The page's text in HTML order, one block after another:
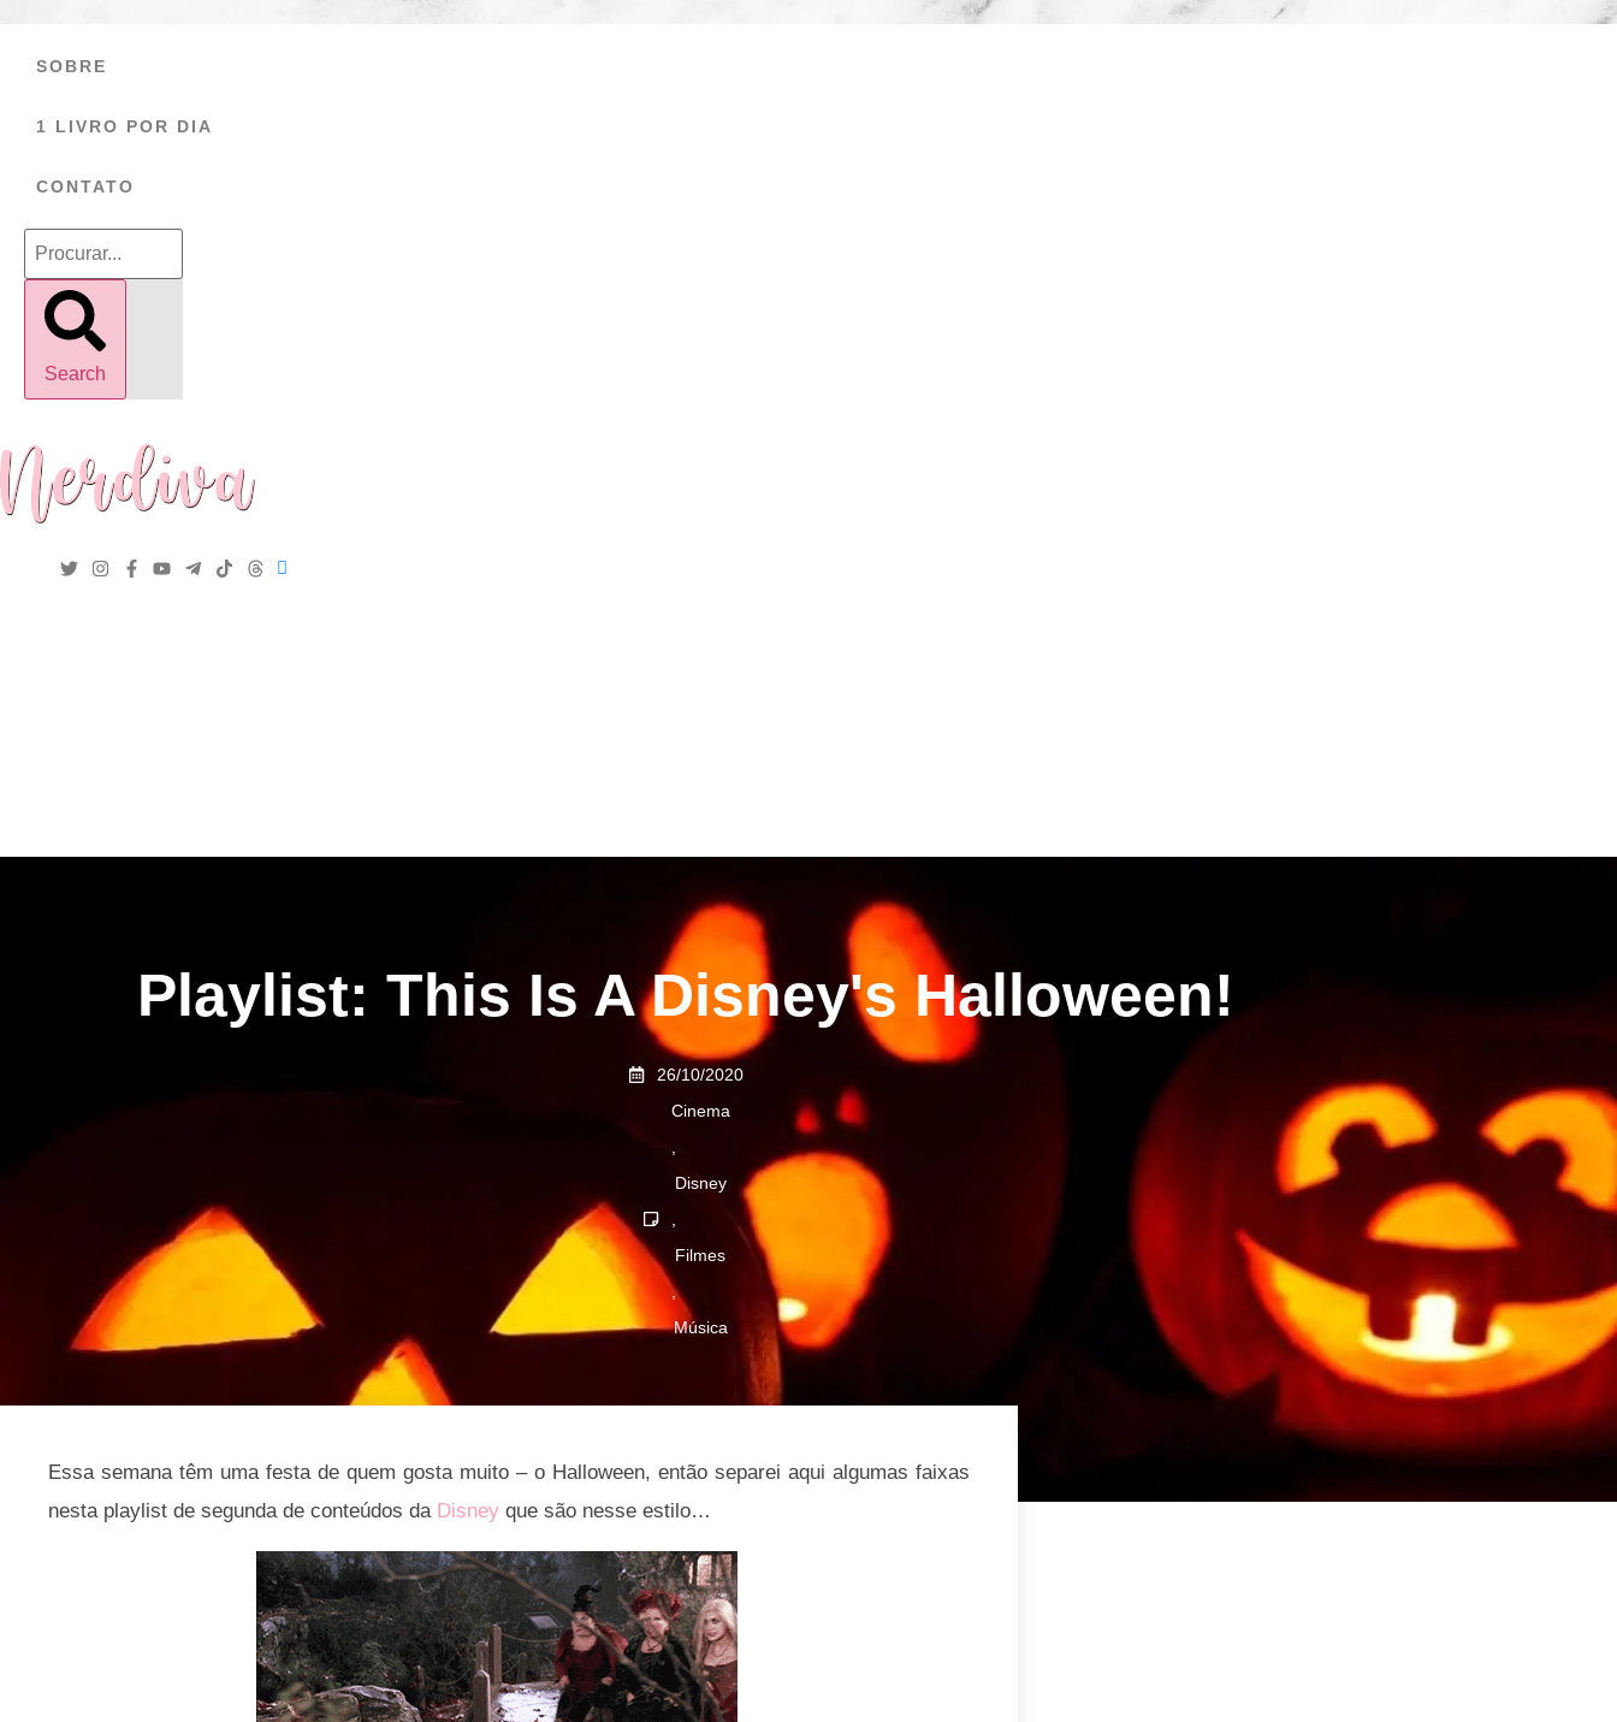
conteúdo
SOBRE
1 LIVRO POR DIA
CONTATO
Search
Playlist: This Is A Disney's Halloween!
26/10/2020
Cinema
Disney
Filmes
,
Música
Essa semana têm uma festa de quem gosta muito – o Halloween, então separei aqui algumas faixas
nesta playlist de segunda de conteúdos da Disney que são nesse estilo…